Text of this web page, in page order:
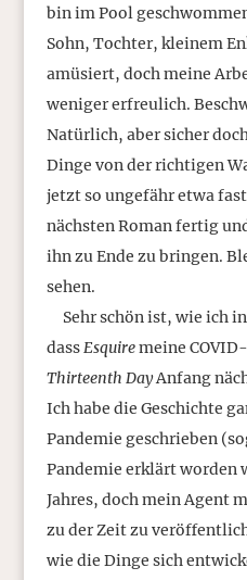
bin im Pool
Sohn, Tochter, kleinem
amüsiert, doch meine
weniger erfreulich.
Natürlich, aber sicher
Dinge von der richtigen
jetzt so ungefähr etwa
nächsten Roman fertig
ihn zu Ende zu bringen.
sehen.
Sehr schön ist, wie ich
dassEsquiremeine
Thirteenth DayAnfang
Ich habe die Geschichte
Pandemie geschrieben
Pandemie erklärt worden
Jahres, doch mein Agent
zu der Zeit zu
wie die Dinge sich